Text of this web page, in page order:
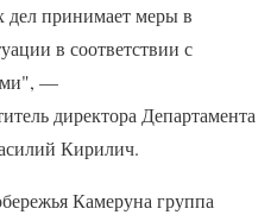
принимает меры в
в соответствии с
—
директора Департамента
Кирилич.
Камеруна группа